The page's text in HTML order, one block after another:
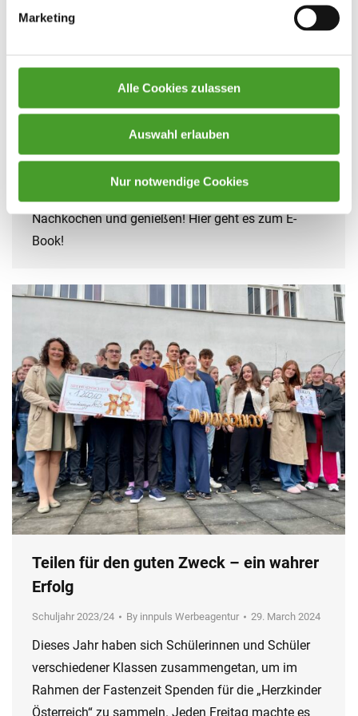
Marketing
Alle Cookies zulassen
Auswahl erlauben
Nur notwendige Cookies
Nachkochen
Das Spanisch WPG hat sich mit den kulinarischen
Köstlichkeiten der spanischsprachigen
Welt auseinandergesetzt und seine Lieblingsrezepte
Nachkochen und genießen! Hier geht es zum E-
Book!
Teilen für den guten Zweck – ein wahrer
Erfolg
Schuljahr 2023/24 By innpuls Werbeagentur 29. March 2024
Dieses Jahr haben sich Schülerinnen und Schüler
verschiedener Klassen zusammengetan, um im
Rahmen der Fastenzeit Spenden für die „Herzkinder
Österreich“ zu sammeln. Jeden Freitag machte es